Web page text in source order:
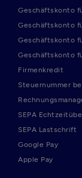
Geschäftskonto
Geschäftskonto
Geschäftskonto
Geschäftskonto
Firmenkredit
Steuernummer
SEPA
SEPA Lastschrift
Google Pay
Apple Pay